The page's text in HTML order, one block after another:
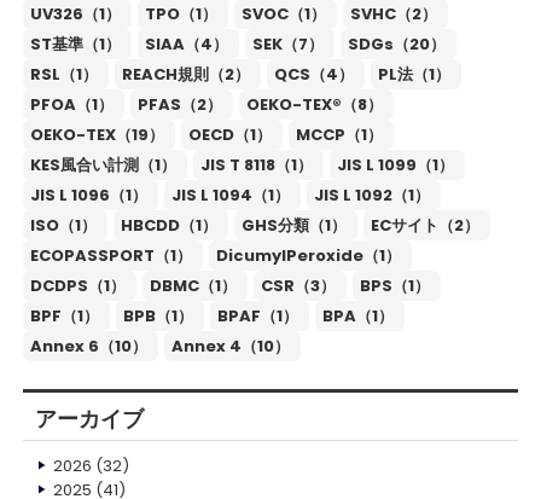
UV326（1）
TPO（1） SVOC（1）
SVHC（2）
ST基準（1）
SIAA（4） SEK（7）
SDGs（20）
RSL（1）
REACH規則（2） QCS（4）
PL法（1）
PFOA（1）
PFAS（2）
OEKO-TEX®（8）
OEKO-TEX（19）
OECD（1）
MCCP（1）
KES風合い計測（1）
JIS T 8118（1）
JIS L 1099（1）
JIS L 1096（1）
JIS L 1094（1）
JIS L 1092（1）
ISO（1）
HBCDD（1） GHS分類（1）
ECサイト（2）
ECOPASSPORT（1）
DicumylPeroxide（1）
DCDPS（1）
DBMC（1） CSR（3）
BPS（1）
BPF（1）
BPB（1） BPAF（1）
BPA（1）
Annex 6（10）
Annex 4（10）
アーカイブ
2026 (32)
2025 (41)